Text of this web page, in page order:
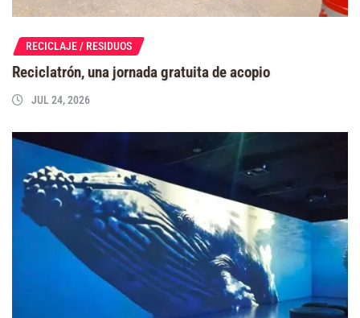
RECICLAJE / RESIDUOS
Reciclatrón, una jornada gratuita de acopio
JUL 24, 2026